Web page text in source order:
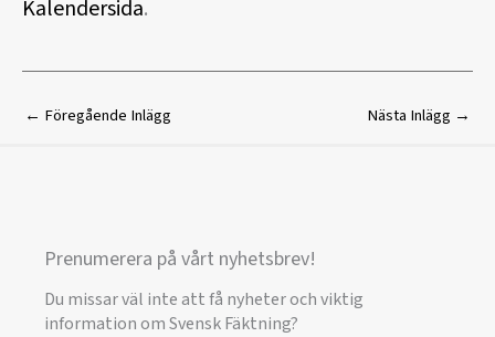
Kalendersida.
← Föregående Inlägg Nästa Inlägg →
Prenumerera på vårt nyhetsbrev!
Du missar väl inte att få nyheter och viktig
information om Svensk Fäktning?